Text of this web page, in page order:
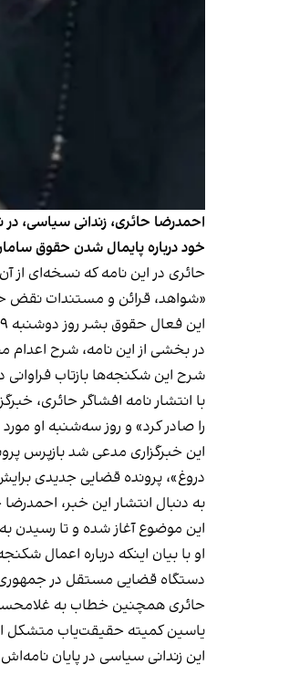
احمدرضا حائری، زندانی سیاسی،
خود درباره پایمال شدن حقوق
حائری در این نامه که نسخه‌ای
«شواهد، قرائن و مستندات نقض
این فعال حقوق بشر روز دوشنبه ۲۹ آبان در
در بخشی از این نامه، شرح اعدام مصنوعی و
شرح این شکنجه‌ها بازتاب
با انتشار نامه افشاگر حائری،
را صادر کرد» و روز سه‌شنبه او
این خبرگزاری مدعی شد بازپرس
دروغ»، پرونده قضایی جدیدی
به دنبال انتشار این خبر،
این‌ موضوع آغاز شده و تا رسیدن
او با بیان اینکه درباره اعمال
دستگاه قضایی مستقل در
حائری همچنین خطاب به
یاسین کمیته حقیقت‌یاب متشکل از
این زندانی سیاسی در پایان